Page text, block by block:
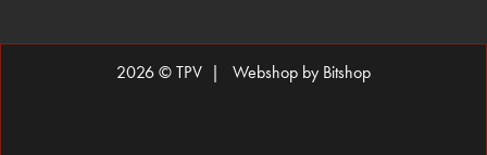
2026 © TPV | Webshop by Bitshop